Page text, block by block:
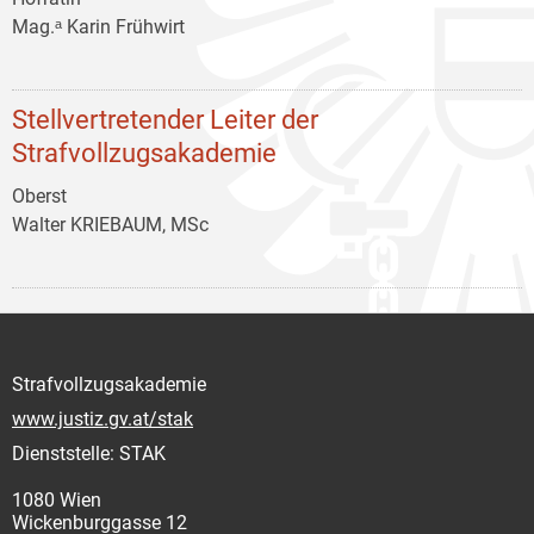
Mag.ᵃ Karin Frühwirt
Stellvertretender Leiter der
Strafvollzugsakademie
Oberst
Walter KRIEBAUM, MSc
Strafvollzugsakademie
www.justiz.gv.at/stak
Dienststelle: STAK
1080 Wien
Wickenburggasse 12